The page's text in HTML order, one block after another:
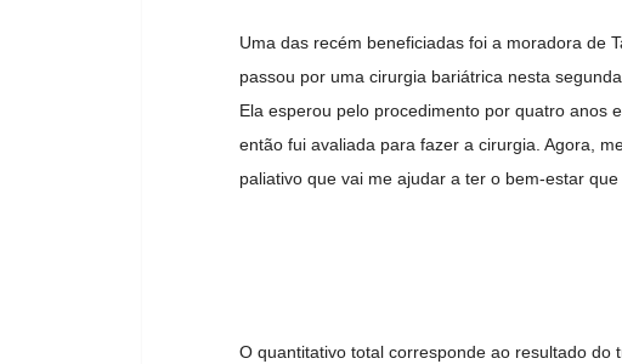
Uma das recém beneficiadas foi a moradora de
passou por uma cirurgia bariátrica nesta
Ela esperou pelo procedimento por quatro anos
então fui avaliada para fazer a cirurgia. Agora,
paliativo que vai me ajudar a ter o bem-estar que
O quantitativo total corresponde ao resultado